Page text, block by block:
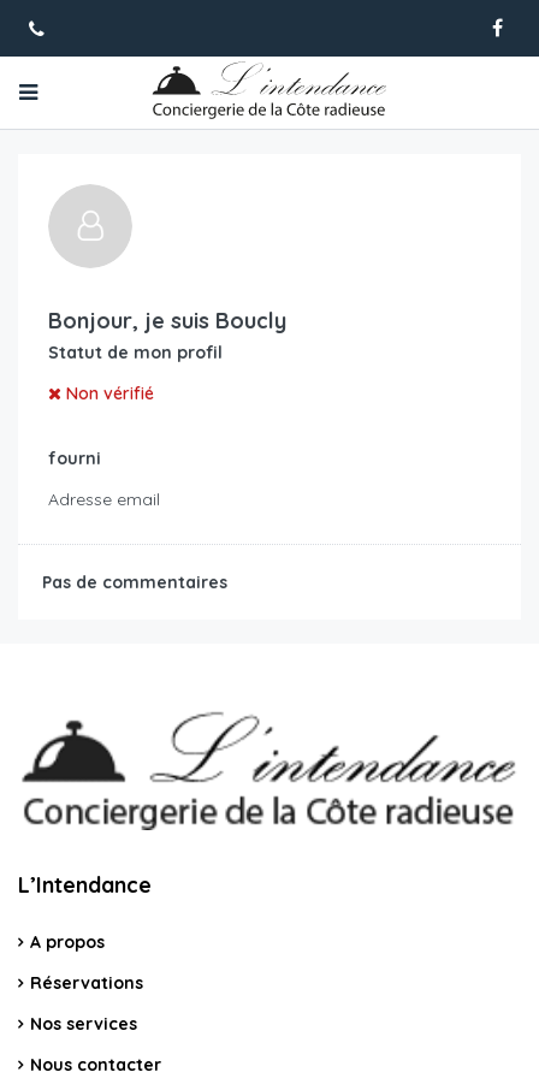
Bonjour, je suis Boucly
Statut de mon profil
Non vérifié
fourni
Adresse email
Pas de commentaires
L’Intendance
A propos
Réservations
Nos services
Nous contacter